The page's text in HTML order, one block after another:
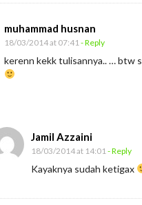
muhammad husnan
18/03/2014 at 07:41 - Reply
kerenn kekk tulisannya.. … btw
Jamil Azzaini
18/03/2014 at 14:01 - Reply
Kayaknya sudah ketigax